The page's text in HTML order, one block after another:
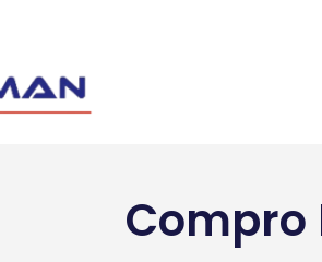
Compro